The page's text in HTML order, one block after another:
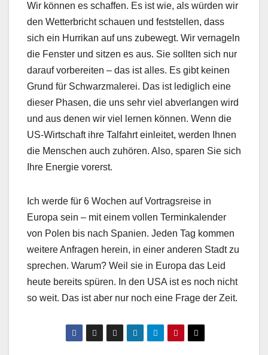
Wir können es schaffen. Es ist wie, als würden wir
den Wetterbricht schauen und feststellen, dass
sich ein Hurrikan auf uns zubewegt. Wir vernageln
die Fenster und sitzen es aus. Sie sollten sich nur
darauf vorbereiten – das ist alles. Es gibt keinen
Grund für Schwarzmalerei. Das ist lediglich eine
dieser Phasen, die uns sehr viel abverlangen wird
und aus denen wir viel lernen können. Wenn die
US-Wirtschaft ihre Talfahrt einleitet, werden Ihnen
die Menschen auch zuhören. Also, sparen Sie sich
Ihre Energie vorerst.
Ich werde für 6 Wochen auf Vortragsreise in
Europa sein – mit einem vollen Terminkalender
von Polen bis nach Spanien. Jeden Tag kommen
weitere Anfragen herein, in einer anderen Stadt zu
sprechen. Warum? Weil sie in Europa das Leid
heute bereits spüren. In den USA ist es noch nicht
so weit. Das ist aber nur noch eine Frage der Zeit.